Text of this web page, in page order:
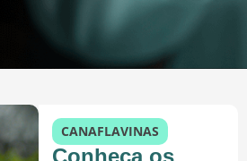
CANAFLAVINAS
Conheça os